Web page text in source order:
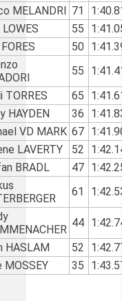
MELANDRI 71
55
50
55
TORRES 65
HAYDEN 36
VD MARK 67
LAVERTY 52
BRADL 47
61
44
HASLAM 52
MOSSEY 35